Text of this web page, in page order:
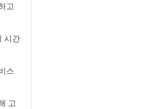
고
시간
스
고